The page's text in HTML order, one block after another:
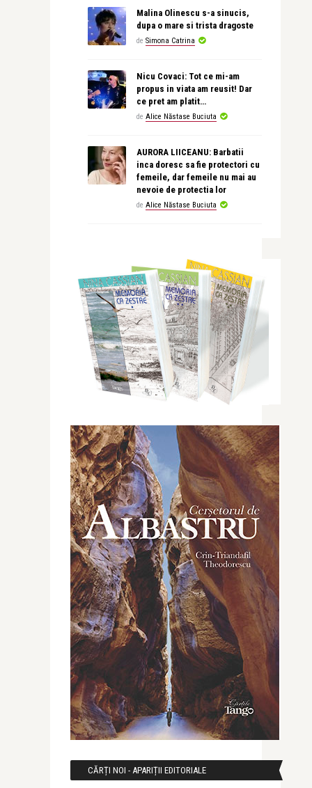
Malina Olinescu s-a sinucis,
dupa o mare si trista dragoste
de Simona Catrina
Nicu Covaci: Tot ce mi-am
propus in viata am reusit! Dar
ce pret am platit…
de Alice Năstase Buciuta
AURORA LIICEANU: Barbatii
inca doresc sa fie protectori cu
femeile, dar femeile nu mai au
nevoie de protectia lor
de Alice Năstase Buciuta
CĂRȚI NOI - APARIȚII EDITORIALE